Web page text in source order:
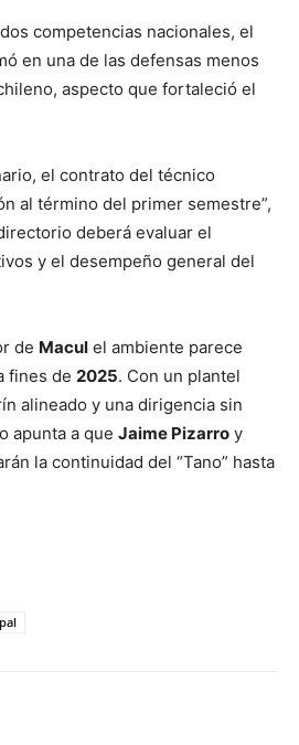
competencias nacionales, el
en una de las defensas menos
aspecto que fortaleció el
el contrato del técnico
al término del primer semestre”,
deberá evaluar el
y el desempeño general del
de Macul el ambiente parece
fines de 2025. Con un plantel
alineado y una dirigencia sin
apunta a que Jaime Pizarro y
la continuidad del “Tano” hasta